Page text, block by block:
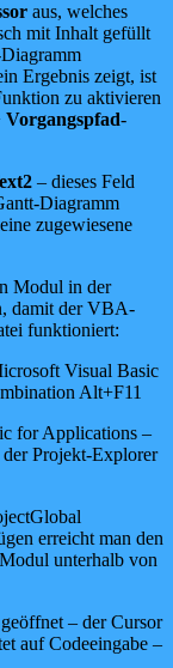
aus, welches
mit Inhalt gefüllt
Ergebnis zeigt, ist
zu aktivieren
Vorgangspfad-
– dieses Feld
Diagramm
zugewiesene
Modul in der
damit der VBA-
funktioniert:
Visual Basic
Alt+F11
for Applications –
Projekt-Explorer
erreicht man den
unterhalb von
– der Cursor
auf Codeeingabe –